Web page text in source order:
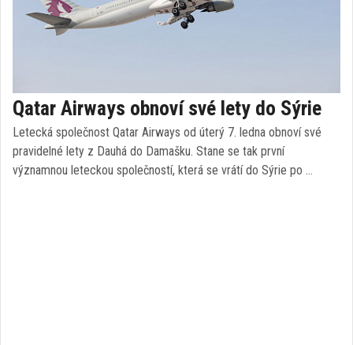
Qatar Airways obnoví své lety do Sýrie
Letecká společnost Qatar Airways od úterý 7. ledna obnoví své
pravidelné lety z Dauhá do Damašku. Stane se tak první
významnou leteckou společností, která se vrátí do Sýrie po …